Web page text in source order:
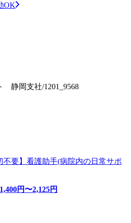
OK
静岡支社/1201_9568
不要】看護助手(病院内の日常サポ
1,400円〜2,125円